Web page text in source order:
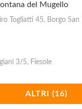
del Mugello
Togliatti 45, Borgo San
3/5, Fiesole
Giovanni 1, Firenze
ALTRI (16)